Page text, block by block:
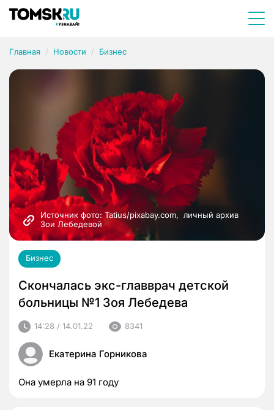
Главная Новости Бизнес
Источник фото: Tatius/pixabay.com,  личный архив
Зои Лебедевой
Бизнес
Скончалась экс-главврач детской
больницы №1 Зоя Лебедева
14:28 / 14.01.22 8341
Екатерина Горникова
Она умерла на 91 году